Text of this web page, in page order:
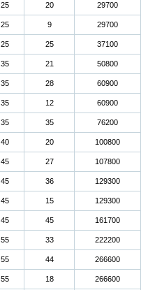
25 20 29700
25 9 29700
25 25 37100
35 21 50800
35 28 60900
35 12 60900
35 35 76200
40 20 100800
45 27 107800
45 36 129300
45 15 129300
45 45 161700
55 33 222200
55 44 266600
55 18 266600